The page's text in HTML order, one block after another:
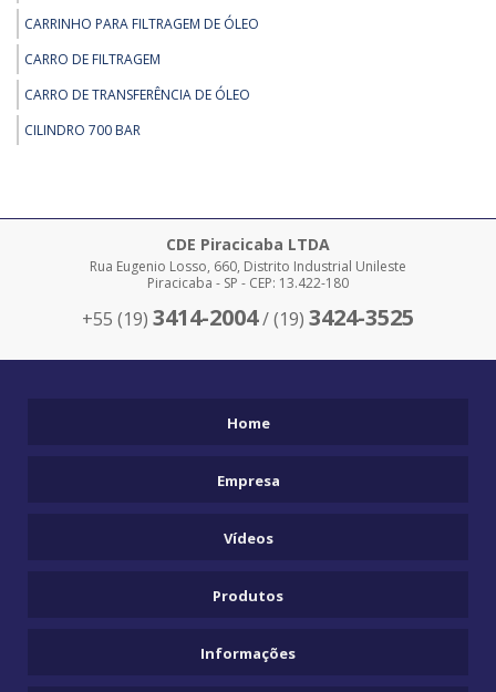
REMOÇÃO - TRANSPORTADOR DE MOTOR 35 TONELADAS
CARRINHO PARA FILTRAGEM DE ÓLEO
CARRO DE FILTRAGEM
CARRO DE TRANSFERÊNCIA DE ÓLEO
CILINDRO 700 BAR
COMPRAR EMPILHADEIRA SKAM
COMPRAR MACACOS PARA REMOÇÃO
EMPILHADEIRA DE CONTROLE REMOTO
EMPILHADEIRA RETRATIL SKAM
CDE Piracicaba LTDA
Rua Eugenio Losso, 660, Distrito Industrial Unileste
Piracicaba - SP - CEP: 13.422-180
+55 (19) 3414-2004/ (19) 3424-3525
Home
Empresa
Vídeos
Produtos
Informações